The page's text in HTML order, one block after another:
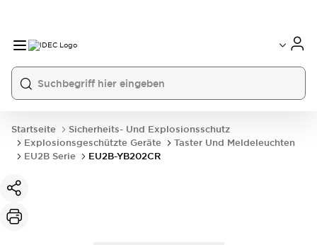
Startseite
Sicherheits- Und Explosionsschutz
Explosionsgeschützte Geräte
Taster Und Meldeleuchten
EU2B Serie
EU2B-YB202CR